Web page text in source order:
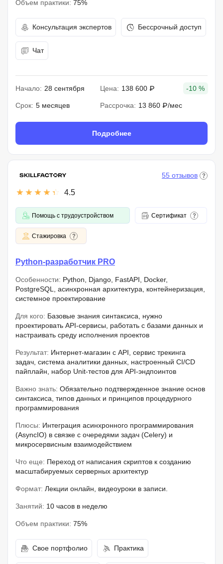
Объем практики: 75%
Консультация экспертов Бессрочный доступ
Чат
Начало: 28 сентября Цена: 138 600 ₽ -10 %
Срок: 5 месяцев Рассрочка: 13 860 ₽/мес
Подробнее
4.5
55 отзывов
Помощь с трудоустройством Сертификат
Стажировка
Python-разработчик PRO
Особенности: Python, Django, FastAPI, Docker,
PostgreSQL, асинхронная архитектура, контейнеризация,
системное проектирование
Для кого: Базовые знания синтаксиса, нужно
проектировать API-сервисы, работать с базами данных и
настраивать среду исполнения проектов
Результат: Интернет-магазин с API, сервис трекинга
задач, система аналитики данных, настроенный CI/CD
пайплайн, набор Unit-тестов для API-эндпоинтов
Важно знать: Обязательно подтвержденное знание основ
синтаксиса, типов данных и принципов процедурного
программирования
Плюсы: Интеграция асинхронного программирования
(AsyncIO) в связке с очередями задач (Celery) и
микросервисным взаимодействием
Что еще: Переход от написания скриптов к созданию
масштабируемых серверных архитектур
Формат: Лекции онлайн, видеоуроки в записи.
Занятий: 10 часов в неделю
Объем практики: 75%
Свое портфолио Практика